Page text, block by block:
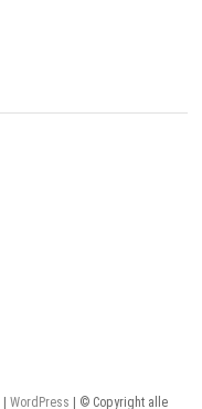
|WordPress | © Copyright alle